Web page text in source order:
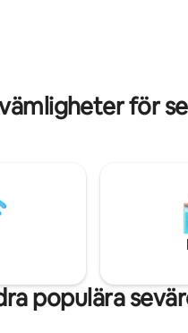
för
populära